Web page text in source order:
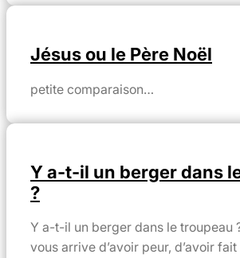
Jésus ou le Père Noël
petite comparaison…
Y a-t-il un berger dans
?
Y a-t-il un berger dans le troupeau
vous arrive d’avoir peur, d’avoir